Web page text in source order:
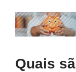
Quais